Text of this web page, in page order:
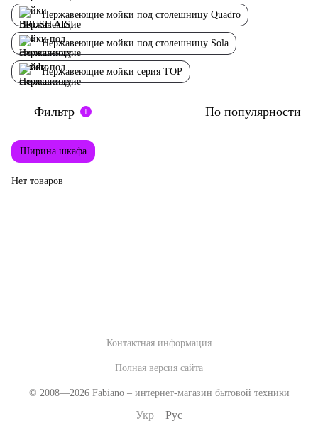
Нержавеющие мойки под столешницу Quadro
Нержавеющие мойки под столешницу Sola
Нержавеющие мойки серия TOP
Фильтр 1 По популярности
Ширина шкафа
Нет товаров
Контактная информация
Полная версия сайта
© 2008—2026 Fabiano – интернет-магазин бытовой техники
Укр Рус